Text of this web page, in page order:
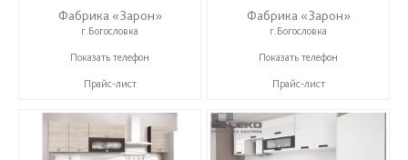
Фабрика «Зарон»
г.Богословка
+7 (8412) 21-50-66
Показать телефон
Прайс-лист
Фабрика «Зарон»
г.Богословка
+7 (8412) 21-50-66
Показать телефон
Прайс-лист